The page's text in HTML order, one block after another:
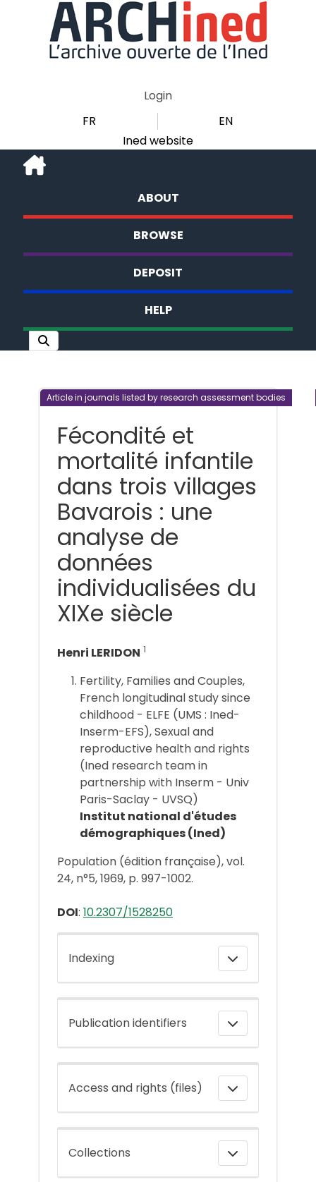
Login
FR
EN
Ined website
ABOUT
BROWSE
DEPOSIT
HELP
Article in journals listed by research assessment bodies
Fécondité et
mortalité infantile
dans trois villages
Bavarois : une
analyse de
données
individualisées du
XIXe siècle
Henri LERIDON 1
Fertility, Families and Couples,
French longitudinal study since
childhood - ELFE (UMS : Ined-
Inserm-EFS), Sexual and
reproductive health and rights
(Ined research team in
partnership with Inserm - Univ
Paris-Saclay - UVSQ)
Institut national d'études
démographiques (Ined)
Population (édition française), vol.
24, n°5, 1969, p. 997-1002.
DOI: 10.2307/1528250
Indexing
Publication identifiers
Access and rights (files)
Collections